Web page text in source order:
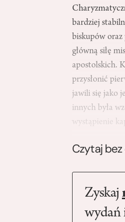
bardziej
biskupów
główną siłę
apostolskich.
przysłonić
jawili się jako
innych była
wystąpienie
Czytaj
Zyskaj
wydań